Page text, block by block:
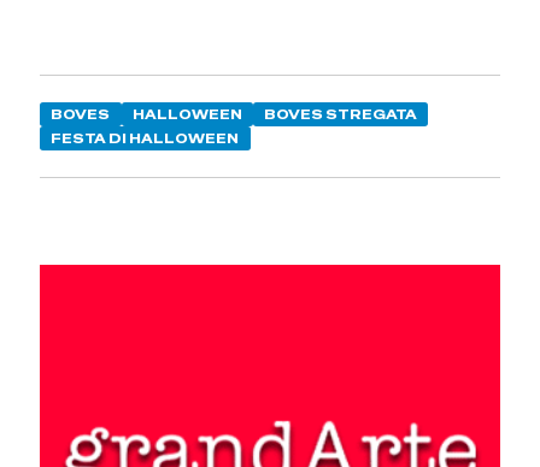
BOVES HALLOWEEN
BOVES STREGATA
FESTA DI HALLOWEEN